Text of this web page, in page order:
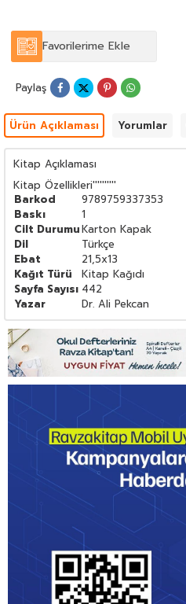
Favorilerime Ekle
Paylaş
Ürün Açıklaması Yorumlar
Kitap Açıklaması
Kitap Özellikleri''''''''''
Barkod
9789759337353
Baskı
1
Cilt DurumuKarton Kapak
Dil
Türkçe
Ebat
21,5x13
Kağıt Türü
Kitap Kağıdı
Sayfa Sayısı 442
Yazar
Dr. Ali Pekcan